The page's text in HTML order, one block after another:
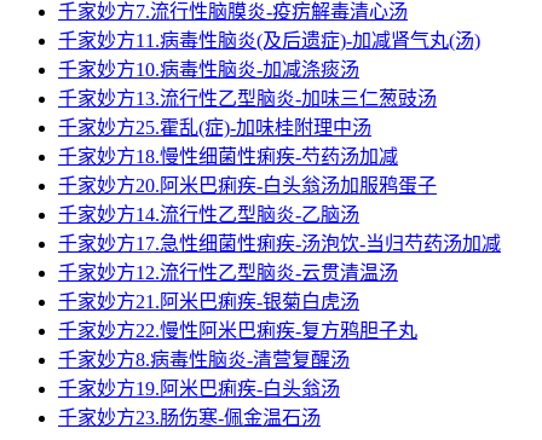
千家妙方7.流行性脑膜炎-疫疠解毒清心汤
千家妙方11.病毒性脑炎(及后遗症)-加减肾气丸(汤)
千家妙方10.病毒性脑炎-加减涤痰汤
千家妙方13.流行性乙型脑炎-加味三仁葱豉汤
千家妙方25.霍乱(症)-加味桂附理中汤
千家妙方18.慢性细菌性痢疾-芍药汤加减
千家妙方20.阿米巴痢疾-白头翁汤加服鸦蛋子
千家妙方14.流行性乙型脑炎-乙脑汤
千家妙方17.急性细菌性痢疾-汤泡饮-当归芍药汤加减
千家妙方12.流行性乙型脑炎-云贯清温汤
千家妙方21.阿米巴痢疾-银菊白虎汤
千家妙方22.慢性阿米巴痢疾-复方鸦胆子丸
千家妙方8.病毒性脑炎-清营复醒汤
千家妙方19.阿米巴痢疾-白头翁汤
千家妙方23.肠伤寒-佩金温石汤